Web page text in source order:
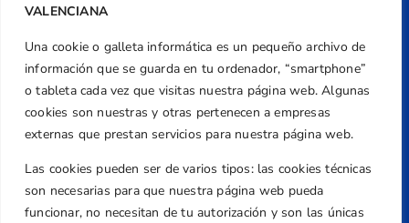
VALENCIANA
Una cookie o galleta informática es un pequeño archivo de
información que se guarda en tu ordenador, “smartphone”
o tableta cada vez que visitas nuestra página web. Algunas
cookies son nuestras y otras pertenecen a empresas
externas que prestan servicios para nuestra página web.
Las cookies pueden ser de varios tipos: las cookies técnicas
son necesarias para que nuestra página web pueda
funcionar, no necesitan de tu autorización y son las únicas
Dirección
Centre de L´Esport, Carrer d'Isaac Peral i
Caballero, Nº 5, Despachos 2 y 3, 46980,
Valencia
+34 961 367 799
Email